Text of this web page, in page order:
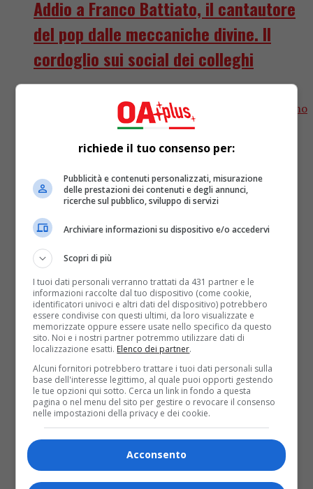
Addio a Franco Battiato, il cantautore
del pop dalle meccaniche divine. Il
cordoglio sui social dei colleghi
compleanno numero 76, ora – 18 giugno 2021 – siamo
qui a trovare le parole per commentare la...
Alessandro Orlando Graziano shock!
Miracolo in casa Jalisse: la versione
capolavoro di “Fiumi di parole” è il
singolo che anticipa un album audace
richiede il tuo consenso per:
Pubblicità e contenuti personalizzati, misurazione
delle prestazioni dei contenuti e degli annunci,
ricerche sul pubblico, sviluppo di servizi
Archiviare informazioni su dispositivo e/o accedervi
Scopri di più
I tuoi dati personali verranno trattati da 431 partner e le
informazioni raccolte dal tuo dispositivo (come cookie,
identificatori univoci e altri dati del dispositivo) potrebbero
essere condivise con questi ultimi, da loro visualizzate e
memorizzate oppure essere usate nello specifico da questo
sito. Noi e i nostri partner potremmo utilizzare dati di
localizzazione esatti. Elenco dei partner.
Alcuni fornitori potrebbero trattare i tuoi dati personali sulla
base dell'interesse legittimo, al quale puoi opporti gestendo
le tue opzioni qui sotto. Cerca un link in fondo a questa
pagina o nel menu del sito per gestire o revocare il consenso
nelle impostazioni della privacy e dei cookie.
Acconsento